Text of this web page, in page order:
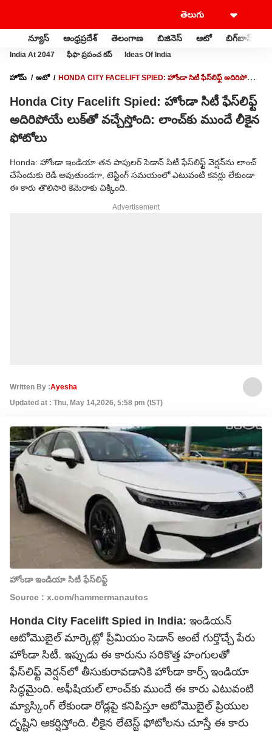
న్యూస్ ఆంధ్రప్రదేశ్ తెలంగాణ బిజినెస్ ఆటో బిగ్‌బాస్
India At 2047 ఫీఫా ప్రపంచ కప్ Ideas Of India
హోమ్ ఆటో
HONDA CITY FACELIFT SPIED: హోండా సిటీ ఫేస్‌లిఫ్ట్ అదిరిపోయే
Honda City Facelift Spied: హోండా సిటీ ఫేస్‌లిఫ్ట్
అదిరిపోయే లుక్‌తో వచ్చేస్తోంది: లాంచ్‌కు ముందే లీకైన
ఫోటోలు
Honda: హోండా ఇండియా తన పాపులర్ సెడాన్ సిటీ ఫేస్‌లిఫ్ట్ వెర్షన్‌ను లాంచ్
చేసేందుకు రెడీ అవుతుండగా, టెస్టింగ్ సమయంలో ఎటువంటి కవర్లు లేకుండా
ఈ కారు తొలిసారి కెమెరాకు చిక్కింది.
Advertisement
Written By :Ayesha
Updated at : Thu, May 14,2026, 5:58 pm (IST)
హోండా ఇండియా సిటీ ఫేస్‌లిఫ్ట్
Source : x.com/hammermanautos
Honda City Facelift Spied in India: ఇండియ‌న్
ఆటోమొబైల్ మార్కెట్లో ప్రీమియం సెడాన్ అంటే గుర్తొచ్చే పేరు
హోండా సిటీ. ఇప్పుడు ఈ కారును సరికొత్త హంగులతో
ఫేస్‌లిఫ్ట్ వెర్షన్‌లో తీసుకురావడానికి హోండా కార్స్ ఇండియా
సిద్ధమైంది. అఫీషియల్ లాంచ్‌కు ముందే ఈ కారు ఎటువంటి
మ్యాస్కింగ్ లేకుండా రోడ్లపై కనిపిస్తూ ఆటోమొబైల్ ప్రియుల
దృష్టిని ఆకర్షిస్తోంది. లీకైన లేటెస్ట్ ఫోటోలను చూస్తే ఈ కారు